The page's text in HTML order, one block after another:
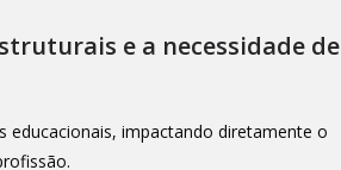
e a necessidade de
educacionais, impactando diretamente o